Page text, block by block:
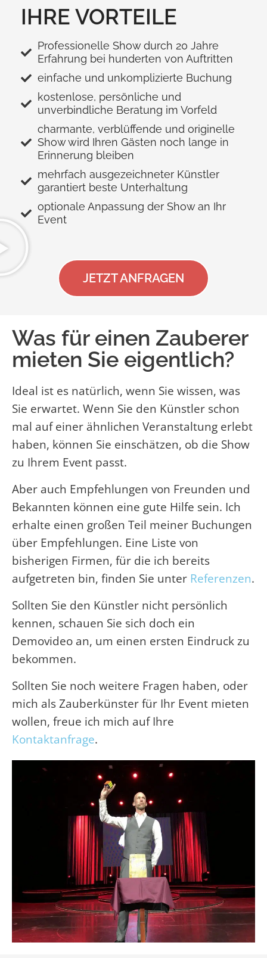
IHRE VORTEILE
Professionelle Show durch 20 Jahre
Erfahrung bei hunderten von Auftritten
einfache und unkomplizierte Buchung
kostenlose, persönliche und
unverbindliche Beratung im Vorfeld
charmante, verblüffende und originelle
Show wird Ihren Gästen noch lange in
Erinnerung bleiben
mehrfach ausgezeichneter Künstler
garantiert beste Unterhaltung
optionale Anpassung der Show an Ihr
Event
JETZT ANFRAGEN
Was für einen Zauberer
mieten Sie eigentlich?
Ideal ist es natürlich, wenn Sie wissen, was
Sie erwartet. Wenn Sie den Künstler schon
mal auf einer ähnlichen Veranstaltung erlebt
haben, können Sie einschätzen, ob die Show
zu Ihrem Event passt.
Aber auch Empfehlungen von Freunden und
Bekannten können eine gute Hilfe sein. Ich
erhalte einen großen Teil meiner Buchungen
über Empfehlungen. Eine Liste von
bisherigen Firmen, für die ich bereits
aufgetreten bin, finden Sie unter Referenzen.
Sollten Sie den Künstler nicht persönlich
kennen, schauen Sie sich doch ein
Demovideo an, um einen ersten Eindruck zu
bekommen.
Sollten Sie noch weitere Fragen haben, oder
mich als Zauberkünster für Ihr Event mieten
wollen, freue ich mich auf Ihre
Kontaktanfrage.